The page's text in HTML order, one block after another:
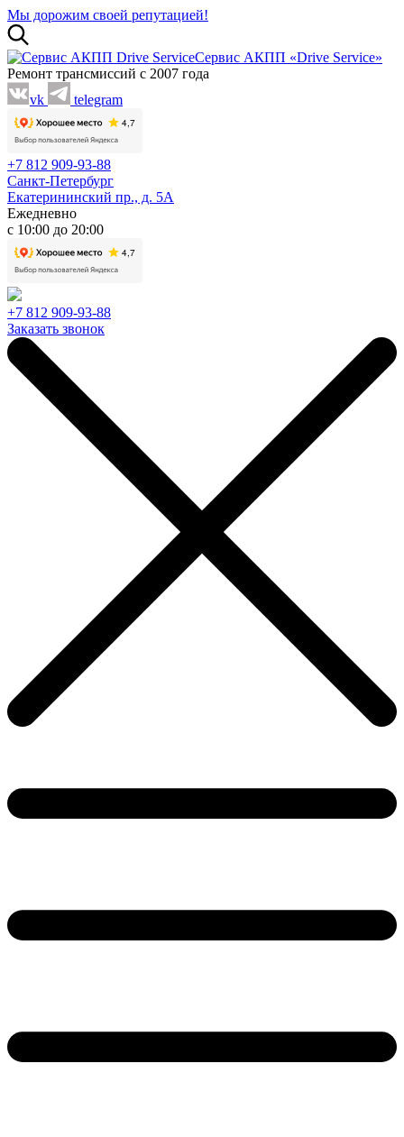
Мы дорожим своей репутацией!
Сервис АКПП «Drive Service»
Ремонт трансмиссий с 2007 года
vk
telegram
+7 812 909-93-88
Санкт-Петербург
Екатерининский пр., д. 5А
Ежедневно
с 10:00 до 20:00
+7 812 909-93-88
Заказать звонок